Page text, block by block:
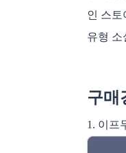
인 스토
유형 소
구매
1. 이프